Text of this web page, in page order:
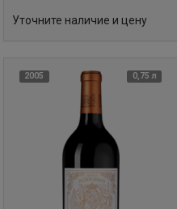
Уточните наличие и цену
2005 0,75 л